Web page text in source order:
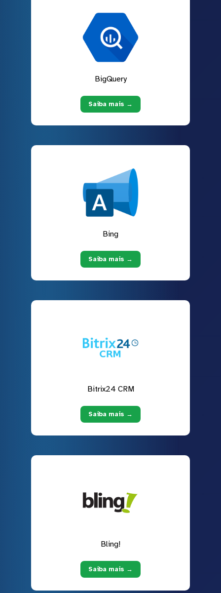
BigQuery
Saiba mais →
Bing
Saiba mais →
Bitrix24 CRM
Saiba mais →
Bling!
Saiba mais →